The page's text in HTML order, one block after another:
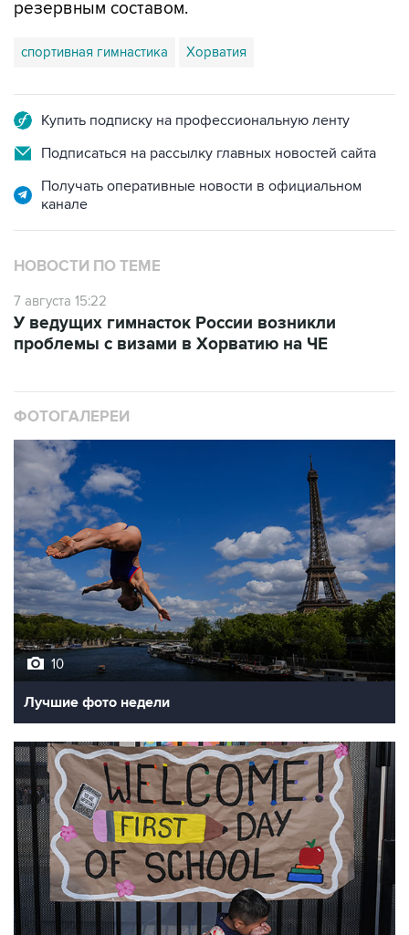
резервным составом.
спортивная гимнастика Хорватия
Купить подписку на профессиональную ленту
Подписаться на рассылку главных новостей сайта
Получать оперативные новости в официальном
канале
НОВОСТИ ПО ТЕМЕ
7 августа 15:22
У ведущих гимнасток России возникли
проблемы с визами в Хорватию на ЧЕ
ФОТОГАЛЕРЕИ
10
Лучшие фото недели